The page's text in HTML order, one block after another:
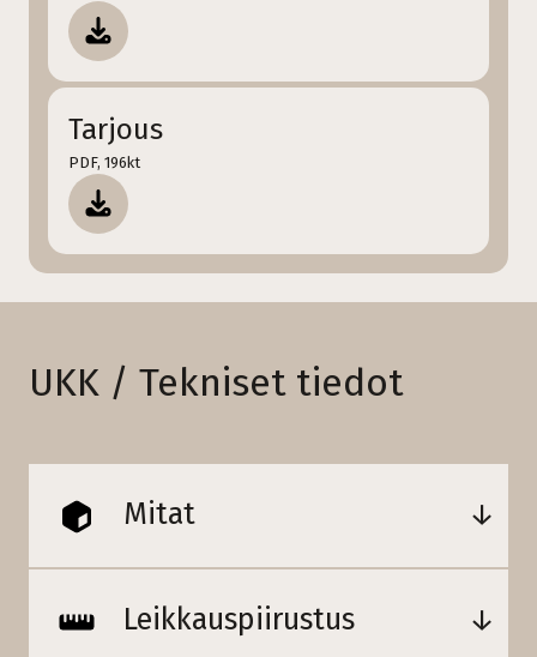
Tarjous
PDF, 196kt
UKK / Tekniset tiedot
Mitat
Leikkauspiirustus